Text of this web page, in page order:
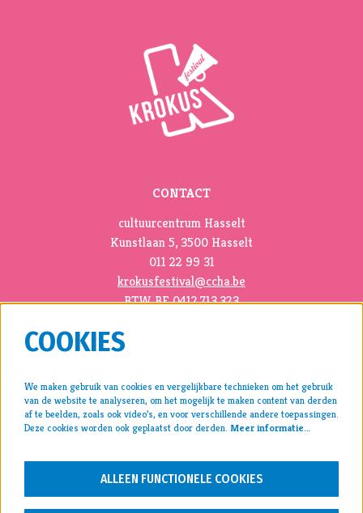
CONTACT
cultuurcentrum Hasselt
Kunstlaan 5, 3500 Hasselt
011 22 99 31
krokusfestival@ccha.be
BTW BE 0412.713.323
pers >
archief >
COOKIES
We maken gebruik van cookies en vergelijkbare technieken om het gebruik
van de website te analyseren, om het mogelijk te maken content van derden
af te beelden, zoals ook video’s, en voor verschillende andere toepassingen.
Deze cookies worden ook geplaatst door derden. Meer informatie…
ALLEEN FUNCTIONELE COOKIES